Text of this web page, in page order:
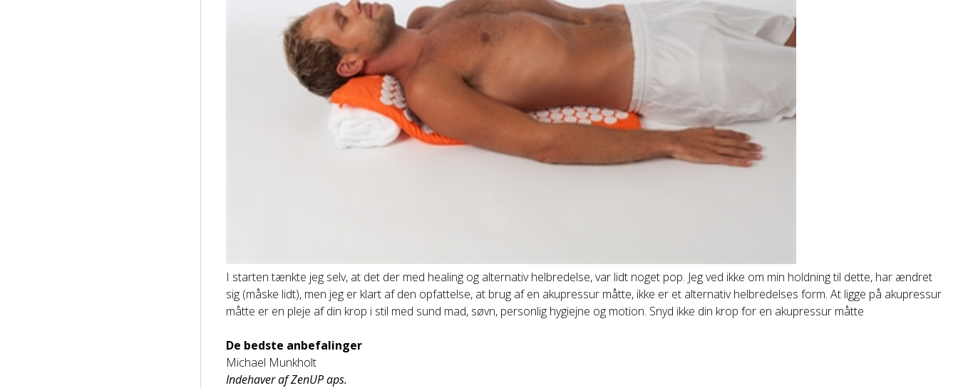
I starten tænkte jeg selv, at det der med healing og alternativ helbredelse, var lidt noget pop. Jeg ved ikke om min holdning til dette, har ændret
sig (måske lidt), men jeg er klart af den opfattelse, at brug af en akupressur måtte, ikke er et alternativ helbredelses form. At ligge på akupressur
måtte er en pleje af din krop i stil med sund mad, søvn, personlig hygiejne og motion. Snyd ikke din krop for en akupressur måtte
De bedste anbefalinger
Michael Munkholt
Indehaver af ZenUP aps.